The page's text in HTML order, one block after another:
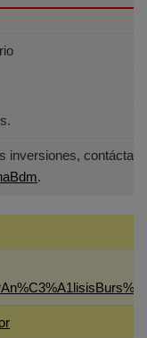
inversiones,
.